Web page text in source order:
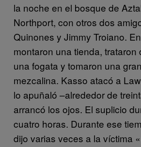
la noche en el bosque de
Northport, con otros dos
Quinones y Jimmy Troiano.
montaron una tienda, trataron
una fogata y tomaron una
mezcalina. Kasso atacó a
lo apuñaló –alrededor de
arrancó los ojos. El suplicio
cuatro horas. Durante ese
dijo varias veces a la víctima